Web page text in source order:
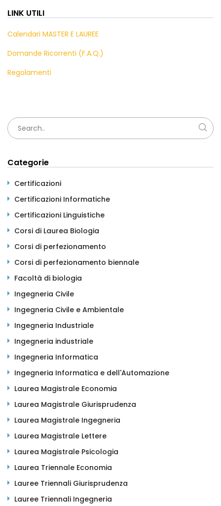
LINK UTILI
Calendari MASTER E LAUREE
Domande Ricorrenti (F.A.Q.)
Regolamenti
Categorie
Certificazioni
Certificazioni Informatiche
Certificazioni Linguistiche
Corsi di Laurea Biologia
Corsi di perfezionamento
Corsi di perfezionamento biennale
Facoltà di biologia
Ingegneria Civile
Ingegneria Civile e Ambientale
Ingegneria Industriale
Ingegneria industriale
Ingegneria Informatica
Ingegneria Informatica e dell'Automazione
Laurea Magistrale Economia
Laurea Magistrale Giurisprudenza
Laurea Magistrale Ingegneria
Laurea Magistrale Lettere
Laurea Magistrale Psicologia
Laurea Triennale Economia
Lauree Triennali Giurisprudenza
Lauree Triennali Ingegneria